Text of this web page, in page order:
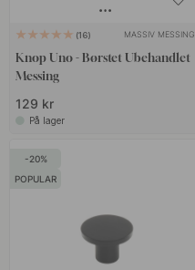
16 MASSIV MESSING
Knop Uno - Børstet Ubehandlet
Messing
129 kr
På lager
20
POPULAR